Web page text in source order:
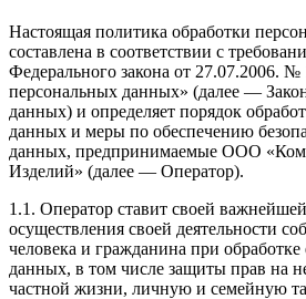
Настоящая политика обработки
составлена в соответствии с
Федерального закона от 27.07.2006.
персональных данных» (далее —
данных) и определяет порядок
данных и меры по обеспечению
данных, предпринимаемые ООО
Изделий» (далее — Оператор).
1.1. Оператор ставит своей
осуществления своей деятельности
человека и гражданина при
данных, в том числе защиты прав на
частной жизни, личную и семейную